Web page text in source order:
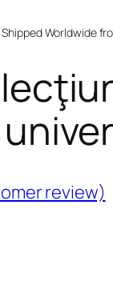
Worldwide
review)